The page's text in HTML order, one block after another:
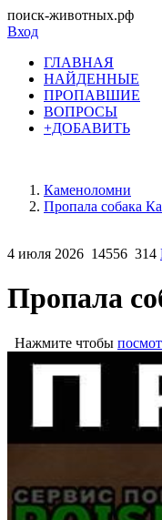
поиск-животных.рф
Вход
ГЛАВНАЯ
НАЙДЕННЫЕ
ПРОПАВШИЕ
ВОПРОСЫ
+ДОБАВИТЬ
Каменоломни
Пропала собака
4 июля 2026 14556 314
Пропала
Нажмите чтобы